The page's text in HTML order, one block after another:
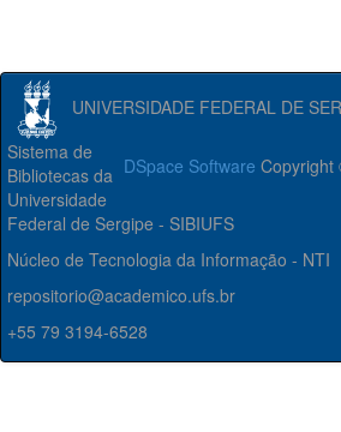
UNIVERSIDADE FEDERAL DE
DSpace Software Copyright
Sistema de
Bibliotecas da
Universidade
Federal de Sergipe - SIBIUFS
Núcleo de Tecnologia da Informação - NTI
repositorio@academico.ufs.br
+55 79 3194-6528